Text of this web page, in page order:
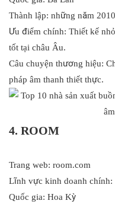
Thành lập: những năm 2010
Ưu điểm chính: Thiết kế
tốt tại châu Âu.
Câu chuyện thương hiệu:
pháp âm thanh thiết thực.
4. ROOM
Trang web: room.com
Lĩnh vực kinh doanh chính:
Quốc gia: Hoa Kỳ